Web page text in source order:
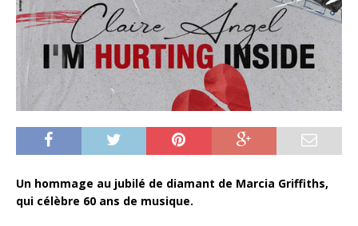
Un hommage au jubilé de diamant de Marcia Griffiths,
qui célèbre 60 ans de musique.